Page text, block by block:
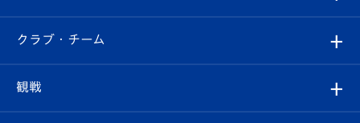
すべて
クラブ
クラブ・チーム
観戦